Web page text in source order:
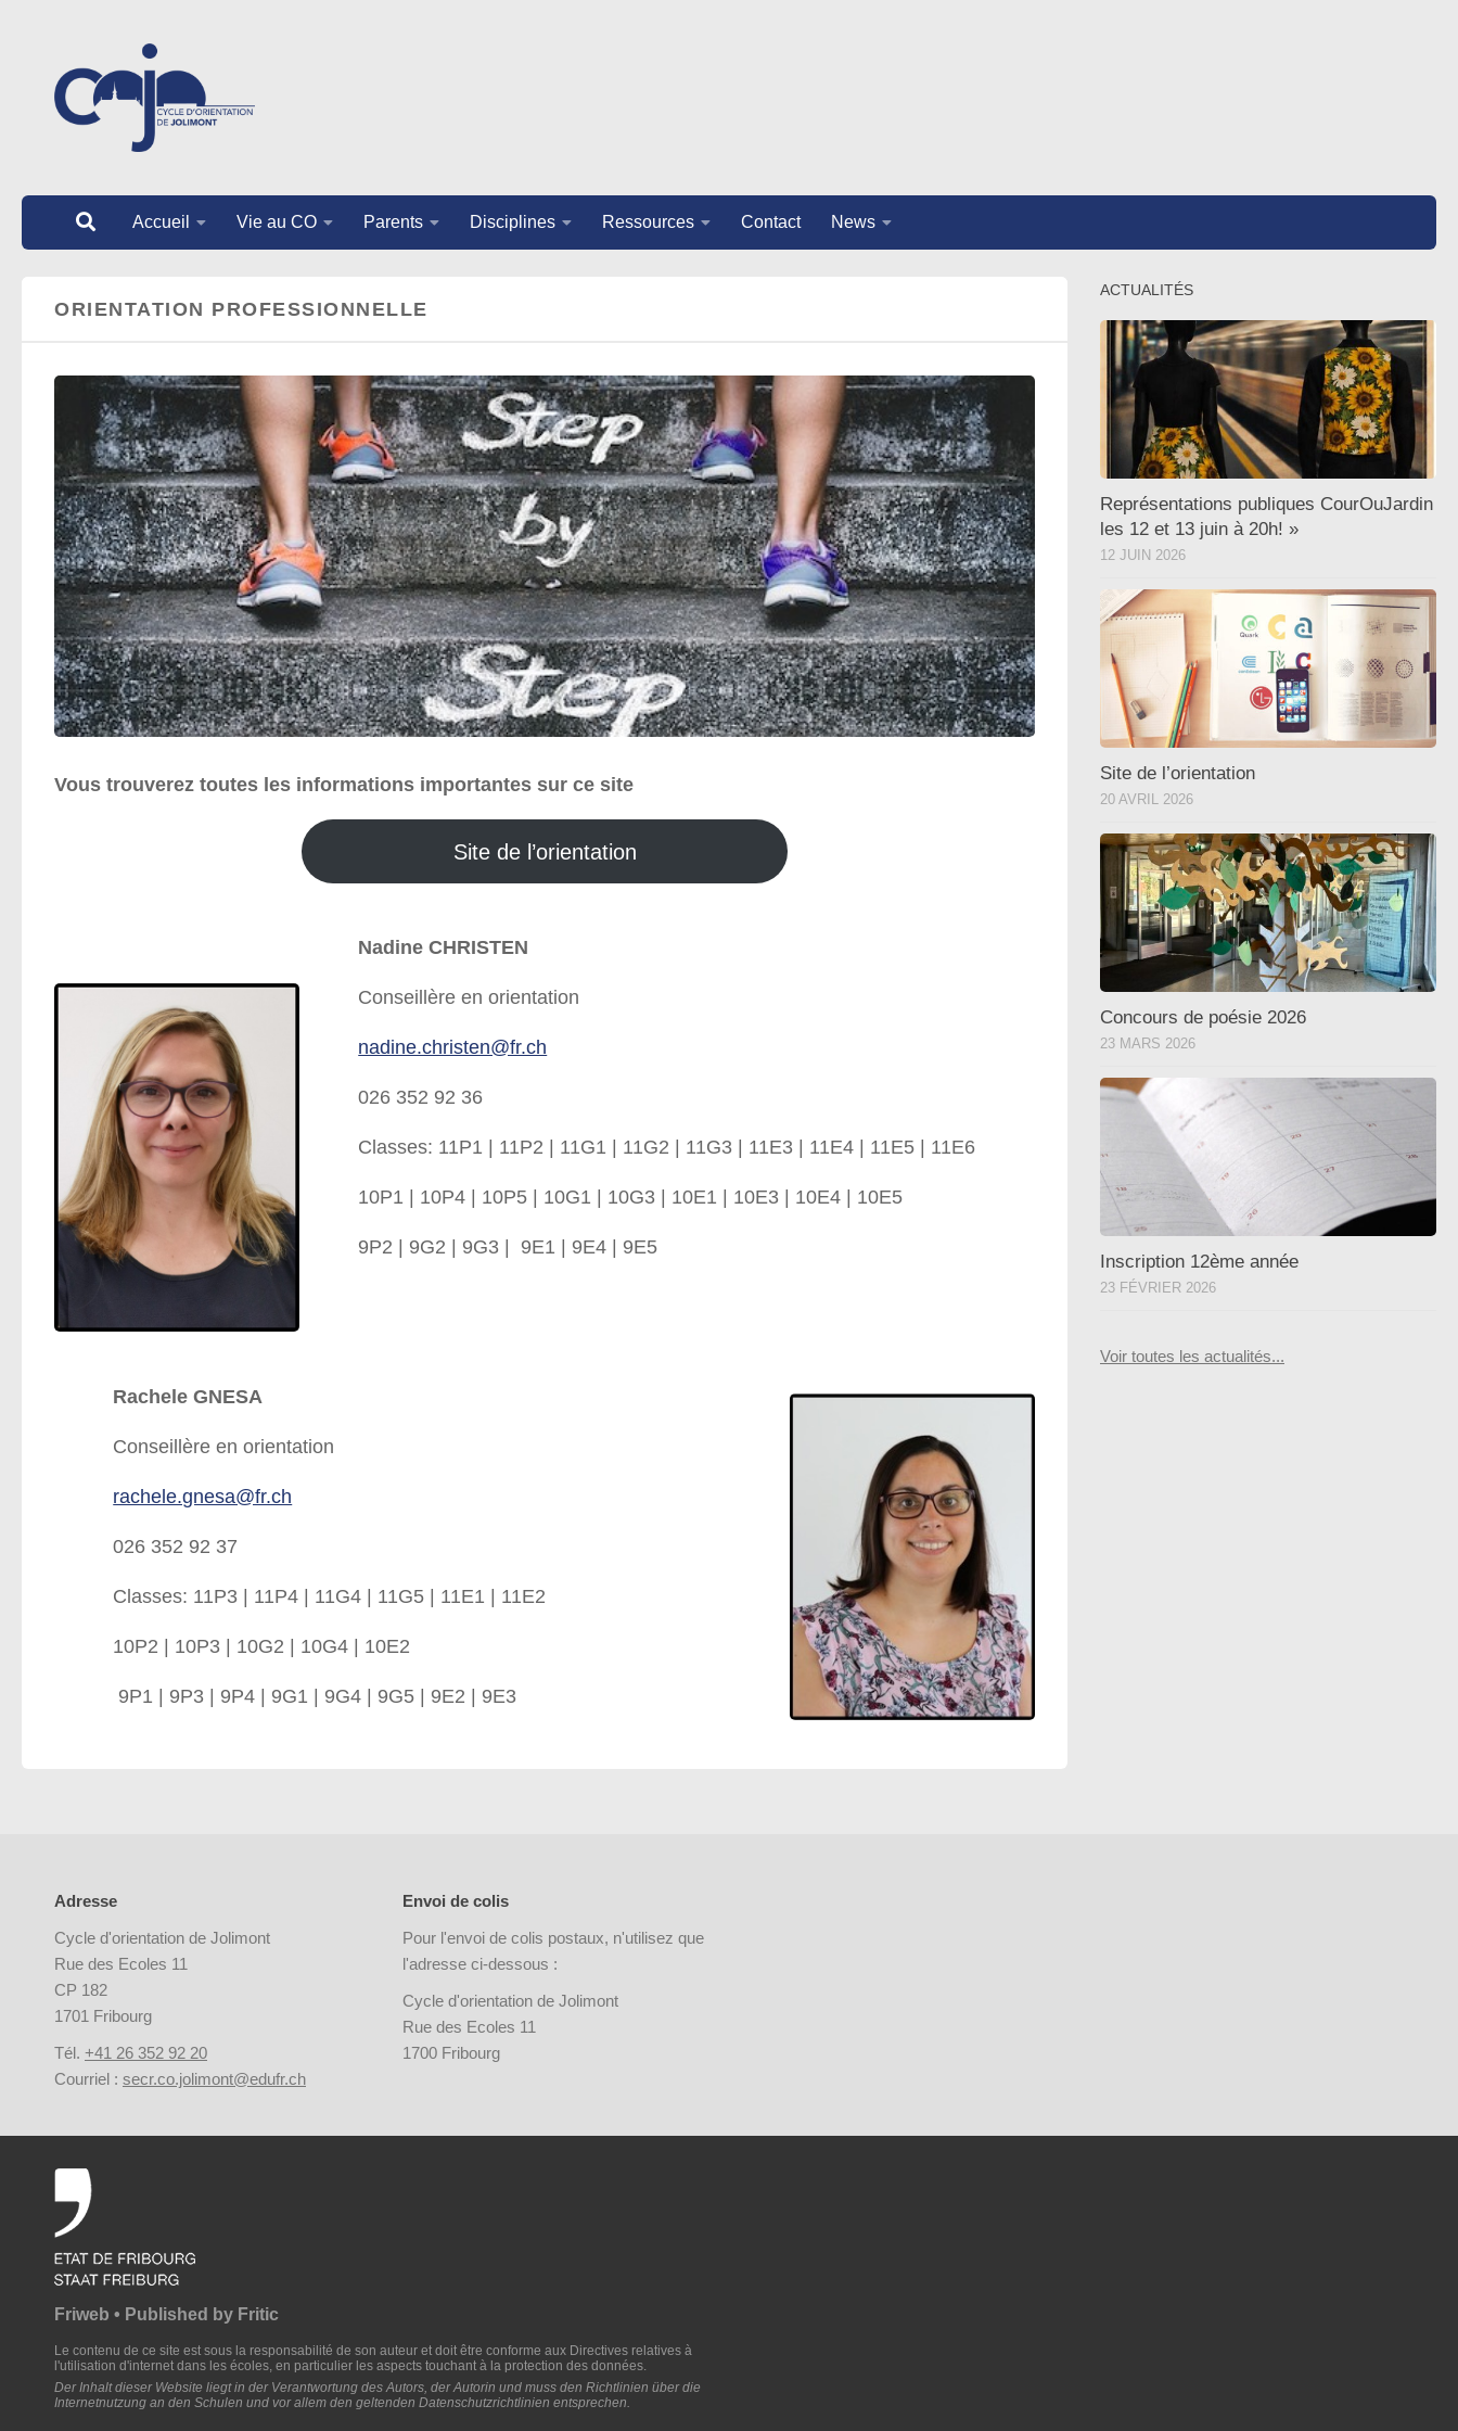
Accueil Vie au CO Parents Disciplines Ressources Contact News
ORIENTATION PROFESSIONNELLE
Vous trouverez toutes les informations importantes sur ce site
Site de l’orientation
Nadine CHRISTEN
Conseillère en orientation
nadine.christen@fr.ch
026 352 92 36
Classes: 11P1 | 11P2 | 11G1 | 11G2 | 11G3 | 11E3 | 11E4 | 11E5 | 11E6
10P1 | 10P4 | 10P5 | 10G1 | 10G3 | 10E1 | 10E3 | 10E4 | 10E5
9P2 | 9G2 | 9G3 | 9E1 | 9E4 | 9E5
Rachele GNESA
Conseillère en orientation
rachele.gnesa@fr.ch
026 352 92 37
Classes: 11P3 | 11P4 | 11G4 | 11G5 | 11E1 | 11E2
10P2 | 10P3 | 10G2 | 10G4 | 10E2
9P1 | 9P3 | 9P4 | 9G1 | 9G4 | 9G5 | 9E2 | 9E3
ACTUALITÉS
Représentations publiques CourOuJardin
les 12 et 13 juin à 20h! »
12 JUIN 2026
Site de l’orientation
20 AVRIL 2026
Concours de poésie 2026
23 MARS 2026
Inscription 12ème année
23 FÉVRIER 2026
Voir toutes les actualités...
Adresse
Cycle d'orientation de Jolimont
Rue des Ecoles 11
CP 182
1701 Fribourg
Tél. +41 26 352 92 20
Courriel : secr.co.jolimont@edufr.ch
Envoi de colis
Pour l'envoi de colis postaux, n'utilisez que
l'adresse ci-dessous :
Cycle d'orientation de Jolimont
Rue des Ecoles 11
1700 Fribourg